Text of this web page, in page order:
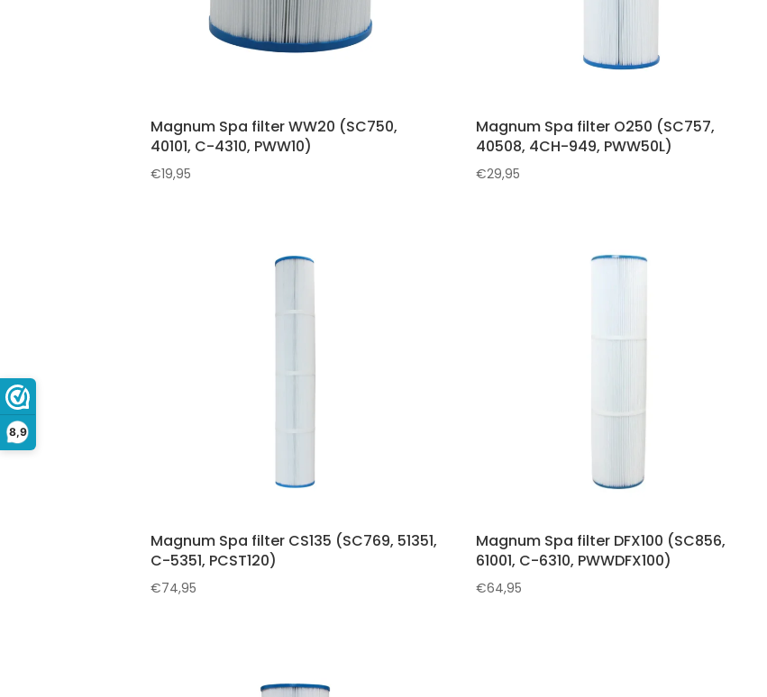
8,9
Magnum Spa filter WW20 (SC750,
40101, C-4310, PWW10)
€19,95
Magnum Spa filter O250 (SC757,
40508, 4CH-949, PWW50L)
€29,95
Magnum Spa filter CS135 (SC769, 51351,
C-5351, PCST120)
€74,95
Magnum Spa filter DFX100 (SC856,
61001, C-6310, PWWDFX100)
€64,95